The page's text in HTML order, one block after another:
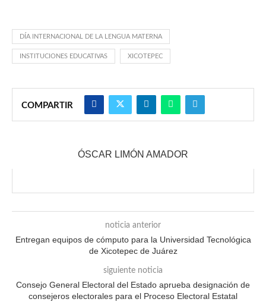
DÍA INTERNACIONAL DE LA LENGUA MATERNA
INSTITUCIONES EDUCATIVAS XICOTEPEC
COMPARTIR
ÓSCAR LIMÓN AMADOR
noticia anterior
Entregan equipos de cómputo para la Universidad Tecnológica
de Xicotepec de Juárez
siguiente noticia
Consejo General Electoral del Estado aprueba designación de
consejeros electorales para el Proceso Electoral Estatal